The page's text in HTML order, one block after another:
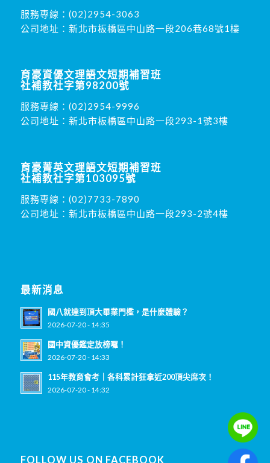
服務專線： (02)2954-3063
公司地址：新北市板橋區中山路一段206巷68號1樓
育豪資優文理語文短期補習班
社補教社字第98200號
服務專線： (02)2954-9996
公司地址：新北市板橋區中山路一段293-1號3樓
育豪菁英文理語文短期補習班
社補教社字第103095號
服務專線： (02)7733-7890
公司地址：新北市板橋區中山路一段293-2號4樓
最新消息
國八就達到頂大畢業門檻，是什麼體驗？
2026-07-20 - 14:35
國中資優鑑定放榜囉！
2026-07-20 - 14:33
115年教育會考｜各科累計狂拿近200頂尖席次！
2026-07-20 - 14:32
FOLLOW US ON FACEBOOK